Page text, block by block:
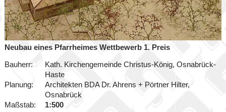
Neubau eines Pfarrheimes Wettbewerb 1. Preis
Bauherr:
Kath. Kirchengemeinde Christus-König, Osnabrück-
Haste
Planung:
Architekten BDA Dr. Ahrens + Pörtner Hilter,
Osnabrück
Maßstab:
1:500